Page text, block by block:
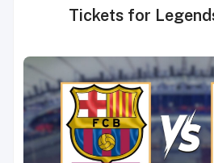
Tickets for